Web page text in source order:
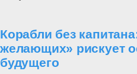
Корабли без
желающих» рискует
будущего